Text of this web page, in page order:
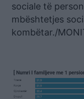
sociale të
mbështetjes
kombëtar./